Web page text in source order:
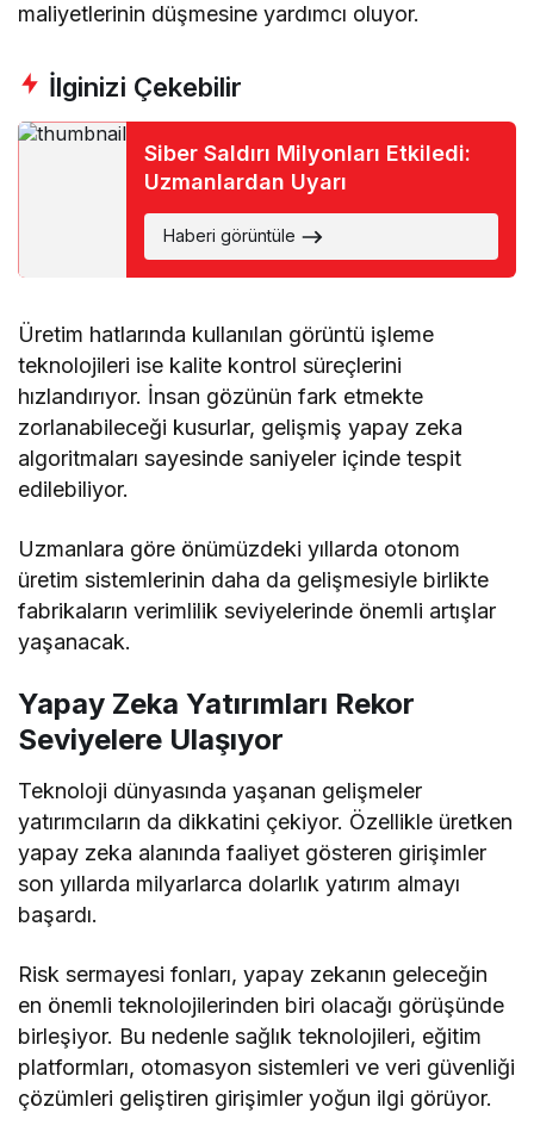
maliyetlerinin düşmesine yardımcı oluyor.
İlginizi Çekebilir
Siber Saldırı Milyonları Etkiledi:
Uzmanlardan Uyarı
Haberi görüntüle
Üretim hatlarında kullanılan görüntü işleme
teknolojileri ise kalite kontrol süreçlerini
hızlandırıyor. İnsan gözünün fark etmekte
zorlanabileceği kusurlar, gelişmiş yapay zeka
algoritmaları sayesinde saniyeler içinde tespit
edilebiliyor.
Uzmanlara göre önümüzdeki yıllarda otonom
üretim sistemlerinin daha da gelişmesiyle birlikte
fabrikaların verimlilik seviyelerinde önemli artışlar
yaşanacak.
Yapay Zeka Yatırımları Rekor
Seviyelere Ulaşıyor
Teknoloji dünyasında yaşanan gelişmeler
yatırımcıların da dikkatini çekiyor. Özellikle üretken
yapay zeka alanında faaliyet gösteren girişimler
son yıllarda milyarlarca dolarlık yatırım almayı
başardı.
Risk sermayesi fonları, yapay zekanın geleceğin
en önemli teknolojilerinden biri olacağı görüşünde
birleşiyor. Bu nedenle sağlık teknolojileri, eğitim
platformları, otomasyon sistemleri ve veri güvenliği
çözümleri geliştiren girişimler yoğun ilgi görüyor.